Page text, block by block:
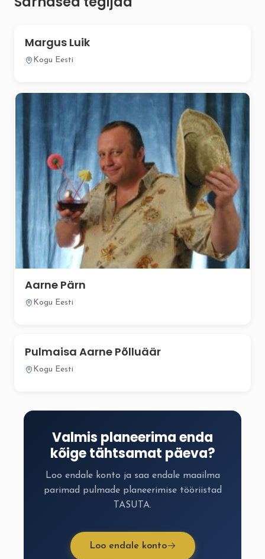
Margus Luik
Kogu Eesti
Aarne Pärn
Kogu Eesti
Pulmaisa Aarne Põlluäär
Kogu Eesti
Valmis planeerima enda
kõige tähtsamat päeva?
Loo endale konto ja saa endale maailma
parimad pulmade planeerimise tööriistad
TASUTA.
Loo endale konto